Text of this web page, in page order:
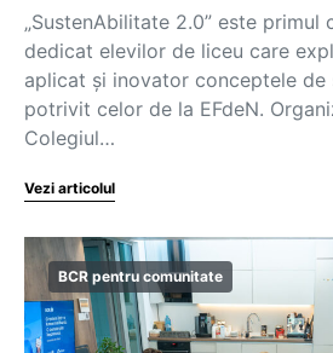
„SustenAbilitate 2.0” este primul
dedicat elevilor de liceu care
aplicat și inovator conceptele de
potrivit celor de la EFdeN.
Colegiul…
Vezi articolul
BCR pentru comunitate